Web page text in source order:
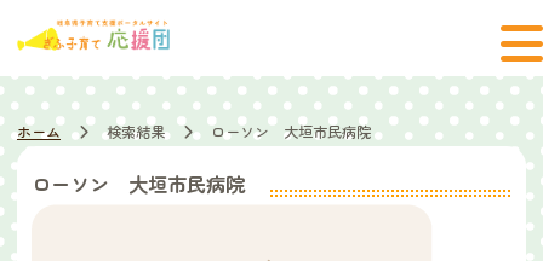
ホーム 検索結果 ローソン 大垣市民病院
ローソン 大垣市民病院